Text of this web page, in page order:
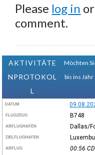
Please log in or
comment.
AKTIVITÄTE
NPROTOKOL
L
Möchten
bis ins
DATUM
FLUGZEUG B748
ABFLUGHAFEN Dallas/
ZIELFLUGHAFEN
ABFLUG 00:56